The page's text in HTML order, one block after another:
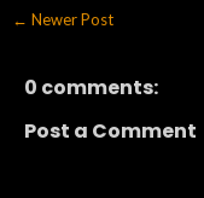
← Newer Post
0 comments:
Post a Comment